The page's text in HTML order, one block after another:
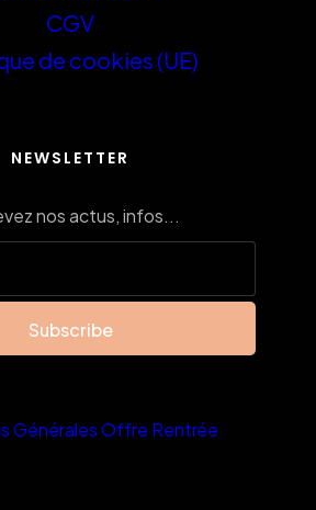
CGV
de cookies (UE)
NEWSLETTER
nos actus, infos...
Générales Offre Rentrée